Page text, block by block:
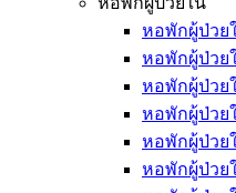
หอพักผู้ป่วย
หอพักผู้ป่วย
หอพักผู้ป่วย
หอพักผู้ป่วย
หอพักผู้ป่วย
หอพักผู้ป่วย